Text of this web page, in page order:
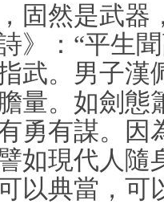
固然是武器
》： “平生
武。男子漢
量。如劍態
勇有謀。因
如現代人隨
以典當，可